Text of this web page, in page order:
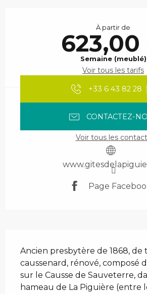
À partir de
Semaine (meublé)
Voir tous les tarifs
+33 6 43 82 28
CONTACTEZ-
Voir tous les
Page
Ancien presbytère de 1868, de
caussenard, rénové, composé
sur le Causse de Sauveterre,
hameau de La Piguière (entre